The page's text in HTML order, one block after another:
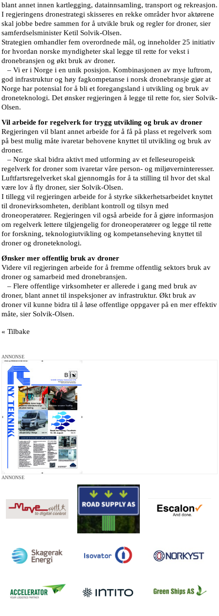
blant annet innen kartlegging, datainnsamling, transport og rekreasjon.
I regjeringens dronestrategi skisseres en rekke områder hvor aktørene
skal jobbe bedre sammen for å utvikle bruk og regler for droner, sier
samferdselsminister Ketil Solvik-Olsen.
Strategien omhandler fem overordnede mål, og inneholder 25 initiativ
for hvordan norske myndigheter skal legge til rette for vekst i
dronebransjen og økt bruk av droner.
– Vi er i Norge i en unik posisjon. Kombinasjonen av mye luftrom,
god infrastruktur og høy fagkompetanse i norsk dronebransje gjør at
Norge har potensial for å bli et foregangsland i utvikling og bruk av
droneteknologi. Det ønsker regjeringen å legge til rette for, sier Solvik-
Olsen.
Vil arbeide for regelverk for trygg utvikling og bruk av droner
Regjeringen vil blant annet arbeide for å få på plass et regelverk som
på best mulig måte ivaretar behovene knyttet til utvikling og bruk av
droner.
– Norge skal bidra aktivt med utforming av et felleseuropeisk
regelverk for droner som ivaretar våre person- og miljøverninteresser.
Luftfartsregelverket skal gjennomgås for å ta stilling til hvor det skal
være lov å fly droner, sier Solvik-Olsen.
I tillegg vil regjeringen arbeide for å styrke sikkerhetsarbeidet knyttet
til dronevirksomheten, deriblant kontroll og tilsyn med
droneoperatører. Regjeringen vil også arbeide for å gjøre informasjon
om regelverk lettere tilgjengelig for droneoperatører og legge til rette
for forskning, teknologiutvikling og kompetanseheving knyttet til
droner og droneteknologi.
Ønsker mer offentlig bruk av droner
Videre vil regjeringen arbeide for å fremme offentlig sektors bruk av
droner og samarbeid med dronebransjen.
– Flere offentlige virksomheter er allerede i gang med bruk av
droner, blant annet til inspeksjoner av infrastruktur. Økt bruk av
droner vil kunne bidra til å løse offentlige oppgaver på en mer effektiv
måte, sier Solvik-Olsen.
« Tilbake
ANNONSE
ANNONSE